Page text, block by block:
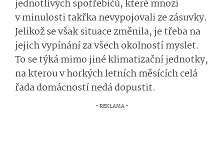
jednotlivých spotřebičů, které mnozí
v minulosti takřka nevypojovali ze zásuvky.
Jelikož se však situace změnila, je třeba na
jejich vypínání za všech okolností myslet.
To se týká mimo jiné klimatizační jednotky,
na kterou v horkých letních měsících celá
řada domácností nedá dopustit.